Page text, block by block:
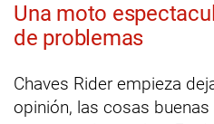
Una moto
de problemas
Chaves Rider empieza
opinión, las cosas